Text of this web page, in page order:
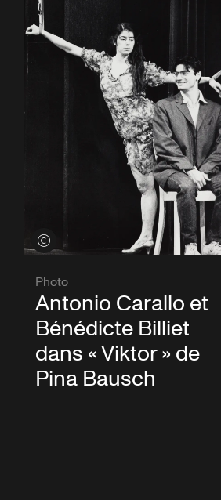
Voir les crédits
Photo
Antonio Carallo et
Bénédicte Billiet
dans « Viktor » de
Pina Bausch